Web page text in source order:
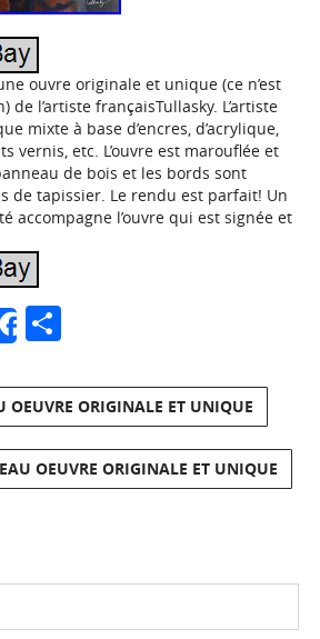
ouvre originale et unique (ce n’est
de l’artiste françaisTullasky. L’artiste
mixte à base d’encres, d’acrylique,
vernis, etc. L’ouvre est marouflée et
de bois et les bords sont
de tapissier. Le rendu est parfait! Un
accompagne l’ouvre qui est signée et
Share
OEUVRE ORIGINALE ET UNIQUE
OEUVRE ORIGINALE ET UNIQUE